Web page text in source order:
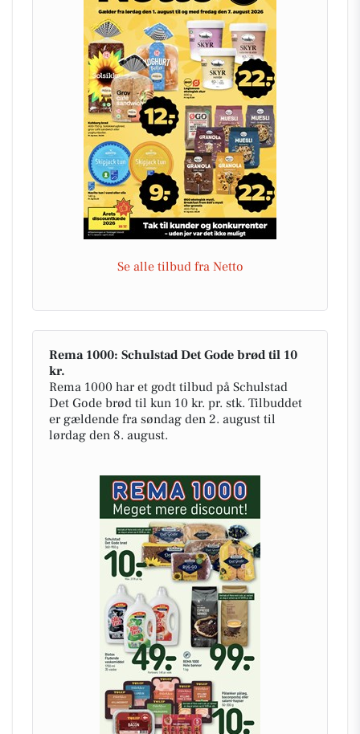
Se alle tilbud fra Netto
Rema 1000: Schulstad Det Gode brød til 10
kr.
Rema 1000 har et godt tilbud på Schulstad
Det Gode brød til kun 10 kr. pr. stk. Tilbuddet
er gældende fra søndag den 2. august til
lørdag den 8. august.